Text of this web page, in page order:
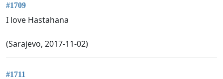
#1709
I love Hastahana
(Sarajevo, 2017-11-02)
#1711